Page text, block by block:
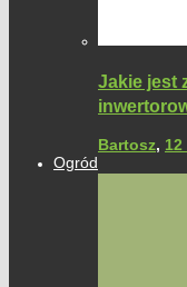
Jakie jest
Bartosz,
Ogród